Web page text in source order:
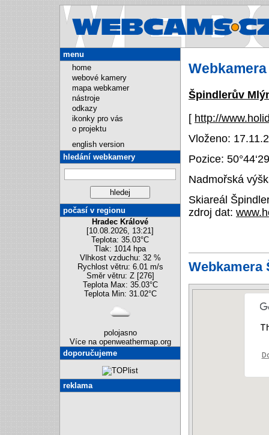
Špindlerův
[ http://
Vloženo:
Pozice:
Nadmořská
Skiareál
zdroj dat:
Webkamera
menu
home
webové kamery
mapa webkamer
nástroje
odkazy
ikonky pro vás
o projektu
english version
hledání webkamery
počasí v regionu
Hradec Králové
[10.08.2026, 13:21]
Teplota: 35.03°C
Tlak: 1014 hpa
Vlhkost vzduchu: 32 %
Rychlost větru: 6.01 m/s
Směr větru: Z [276]
Teplota Max: 35.03°C
Teplota Min: 31.02°C
polojasno
Více na openweathermap.org
doporučujeme
reklama